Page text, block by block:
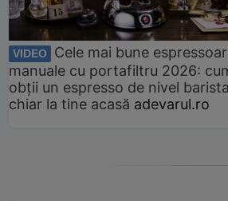
VIDEO
Cele mai bune
manuale cu portafiltru 2026:
obții un espresso de nivel barista
chiar la tine acasă adevarul.ro